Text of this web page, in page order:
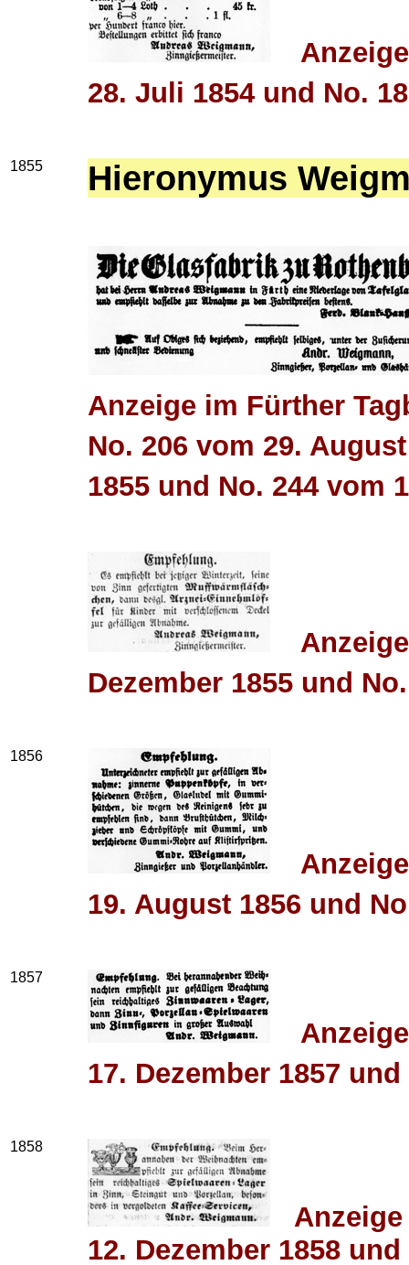
28. Juli 1854 und No.
1855 Hieronymus
Anzeige im Fürther
No. 206 vom 29.
1855 und No. 244 vom
Dezember 1855 und
1856
19. August 1856 und
1857
17. Dezember 1857
1858
Anzeige
12. Dezember 1858